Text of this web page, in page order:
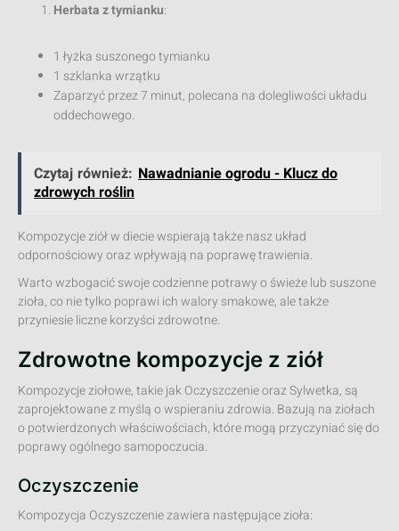
Herbata z tymianku:
1 łyżka suszonego tymianku
1 szklanka wrzątku
Zaparzyć przez 7 minut, polecana na dolegliwości układu
oddechowego.
Czytaj również: Nawadnianie ogrodu - Klucz do
zdrowych roślin
Kompozycje ziół w diecie wspierają także nasz układ
odpornościowy oraz wpływają na poprawę trawienia.
Warto wzbogacić swoje codzienne potrawy o świeże lub suszone
zioła, co nie tylko poprawi ich walory smakowe, ale także
przyniesie liczne korzyści zdrowotne.
Zdrowotne kompozycje z ziół
Kompozycje ziołowe, takie jak Oczyszczenie oraz Sylwetka, są
zaprojektowane z myślą o wspieraniu zdrowia. Bazują na ziołach
o potwierdzonych właściwościach, które mogą przyczyniać się do
poprawy ogólnego samopoczucia.
Oczyszczenie
Kompozycja Oczyszczenie zawiera następujące zioła: